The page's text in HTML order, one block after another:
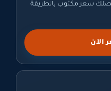
سعر مكتوب بالطريقة
الآن